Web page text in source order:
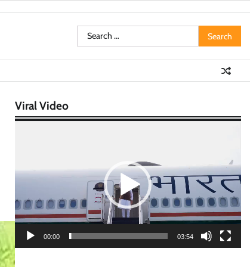
Search
for:
Viral Video
00:00 03:54